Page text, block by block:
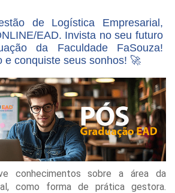
de Logística Empresarial,
EAD. Invista no seu futuro
da Faculdade FaSouza!
e conquiste seus sonhos! 🚀
conhecimentos sobre a área da
como forma de prática gestora.